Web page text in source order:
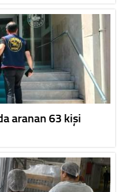
aranan 63 kişi